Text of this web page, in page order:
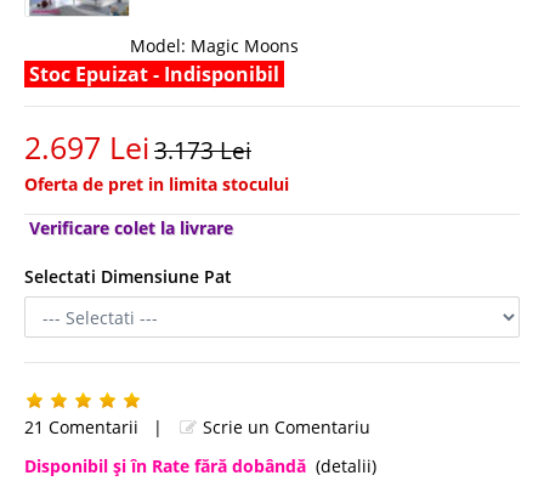
Model: Magic Moons
Stoc Epuizat - Indisponibil
2.697 Lei3.173 Lei
Oferta de pret in limita stocului
Verificare colet la livrare
Selectati Dimensiune Pat
21 Comentarii |
Scrie un Comentariu
Disponibil şi în Rate fără dobândă (detalii)